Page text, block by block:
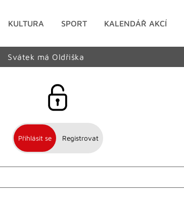
KULTURA SPORT KALENDÁŘ AKCÍ
Svátek má Oldřiška
Přihlásit se Registrovat